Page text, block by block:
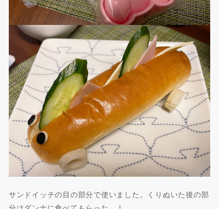
サンドイッチの目の部分で使いました。くりぬいた後の部